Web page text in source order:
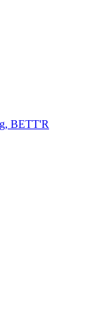
BETT'R